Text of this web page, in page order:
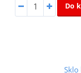
Do
Sklo